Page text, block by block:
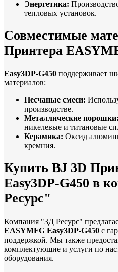
Энергетика:
тепловых установок.
Совместимые
Принтера
Easy3DP-G450 поддерживает
материалов:
Песчаные смеси:
производстве.
Металлические порошки:
никелевые и титановые
Керамика: Оксид
кремния.
Купить BJ 3D
Easy3DP-G450 в
Ресурс"
Компания "3Д Ресурс"
EASYMFG Easy3DP-G450 с
поддержкой. Мы также
комплектующие и услуги по
оборудования.